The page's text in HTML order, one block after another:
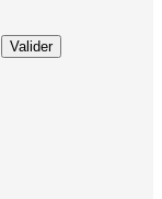
Valider